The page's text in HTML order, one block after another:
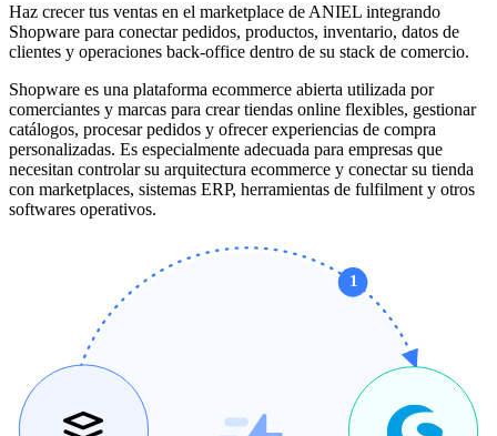
Haz crecer tus ventas en el marketplace de ANIEL integrando
Shopware para conectar pedidos, productos, inventario, datos de
clientes y operaciones back-office dentro de su stack de comercio.
Shopware es una plataforma ecommerce abierta utilizada por
comerciantes y marcas para crear tiendas online flexibles, gestionar
catálogos, procesar pedidos y ofrecer experiencias de compra
personalizadas. Es especialmente adecuada para empresas que
necesitan controlar su arquitectura ecommerce y conectar su tienda
con marketplaces, sistemas ERP, herramientas de fulfilment y otros
softwares operativos.
1